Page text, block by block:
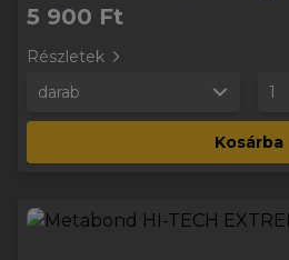
5 900 Ft
Részletek
darab
1
Kosárba